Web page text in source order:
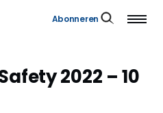
Abonneren
2022 – 10